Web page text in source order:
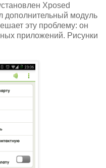
Xposed
дополнительный модуль
эту проблему: он
приложений. Рисунки